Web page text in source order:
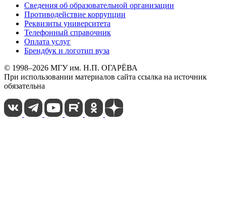
Сведения об образовательной организации
Противодействие коррупции
Реквизиты университета
Телефонный справочник
Оплата услуг
Брендбук и логотип вуза
© 1998–2026 МГУ им. Н.П. ОГАРЁВА
При использовании материалов сайта ссылка на источник
обязательна